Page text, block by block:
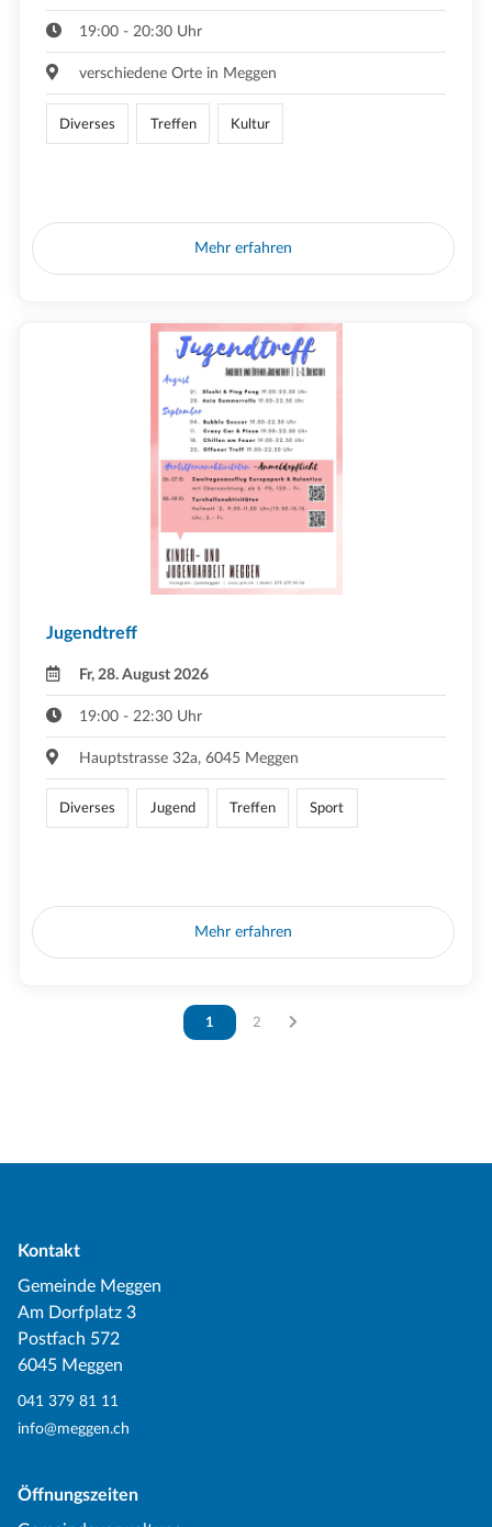
19:00 - 20:30 Uhr
verschiedene Orte in Meggen
Diverses Treffen Kultur
Mehr erfahren
Jugendtreff
Fr, 28. August 2026
19:00 - 22:30 Uhr
Hauptstrasse 32a, 6045 Meggen
Diverses Jugend Treffen Sport
Mehr erfahren
Vous êtes sur la page
1 Vous êtes sur la page
2
Kontakt
Gemeinde Meggen
Am Dorfplatz 3
Postfach 572
6045 Meggen
041 379 81 11
info@meggen.ch
Öffnungszeiten